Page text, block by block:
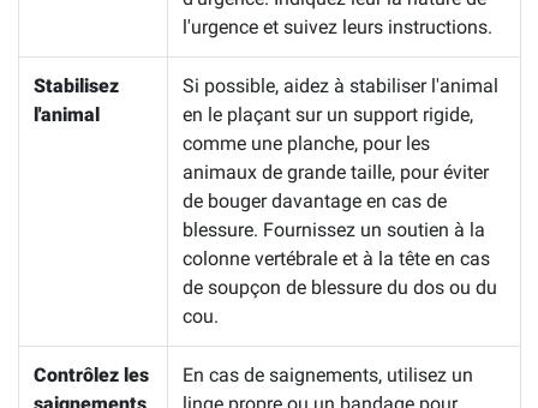
l'urgence et suivez leurs instructions.
Stabilisez
l'animal
Si possible, aidez à stabiliser l'animal
en le plaçant sur un support rigide,
comme une planche, pour les
animaux de grande taille, pour éviter
de bouger davantage en cas de
blessure. Fournissez un soutien à la
colonne vertébrale et à la tête en cas
de soupçon de blessure du dos ou du
cou.
Contrôlez les
En cas de saignements, utilisez un